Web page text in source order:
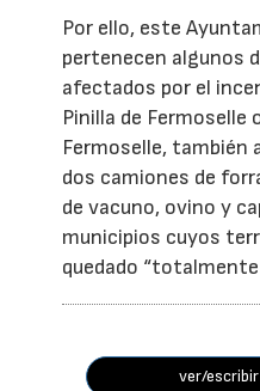
Por ello, este
pertenecen algunos
afectados por el
Pinilla de Fermoselle
Fermoselle, también
dos camiones de
de vacuno, ovino y
municipios cuyos
quedado “totalmente
ver/